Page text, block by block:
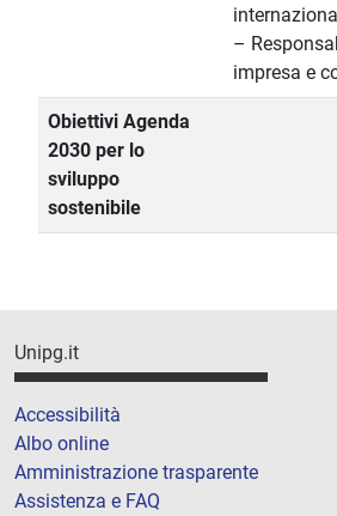
–
impresa e
Obiettivi Agenda
2030 per lo
sviluppo
sostenibile
Unipg.it
Accessibilità
Albo online
Amministrazione trasparente
Assistenza e FAQ